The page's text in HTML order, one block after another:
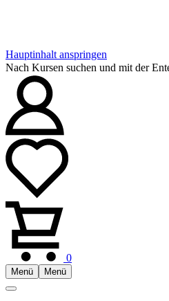
Hauptinhalt anspringen
Nach Kursen suchen und mit der
0
Menü Menü